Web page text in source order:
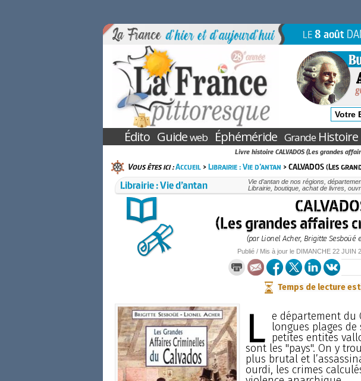
LE8 août
Édito Guideweb Éphéméride GrandeHistoire
Livre histoire CALVADOS (Les grandes
Vous êtes ici :Accueil>Librairie : Vie d’antan > CALVADOS (Les
Librairie : Vie d’antan
Vie d’antan de nos régions,
Librairie, boutique, achat de livres,
(Les grandes affaires
(par Lionel Acher, Brigitte Sesboüé
Publié / Mis à jour le DIMANCHE 22 JUIN
Temps de lecture
L e département du
longues plages
petites entités
sont les "pays". On y
plus brutal et
ourdi, les crimes